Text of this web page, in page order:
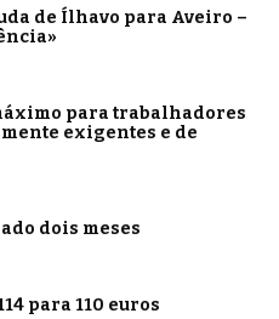
de Ílhavo para Aveiro –
para trabalhadores
exigentes e de
dois meses
para 110 euros